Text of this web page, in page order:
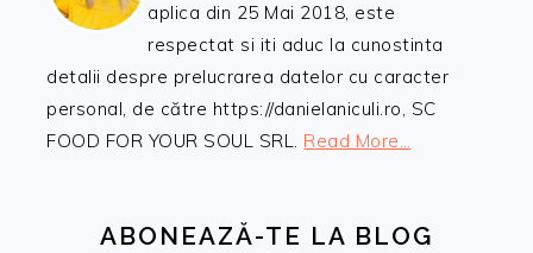
aplica din 25 Mai 2018, este
respectat si iti aduc la cunostinta
detalii despre prelucrarea datelor cu caracter
personal, de către https://danielaniculi.ro, SC
FOOD FOR YOUR SOUL SRL. Read More…
ABONEAZĂ-TE LA BLOG